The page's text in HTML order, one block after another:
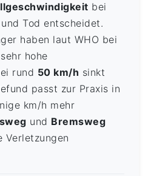
bei
Tod entscheidet.
haben laut WHO bei
hohe
rund 50 km/h sinkt
passt zur Praxis in
km/h mehr
und Bremsweg
Verletzungen